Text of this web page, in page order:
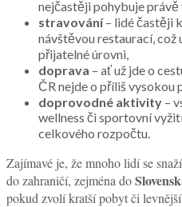
nejčastěji pohybuje
stravování– lidé častěji
návštěvou restaurací, což
přijatelné úrovni,
doprava – ať už jde o
ČR nejde o příliš vysokou
doprovodné aktivity –
wellness či sportovní
celkového rozpočtu.
Zajímavé je, že mnoho lidí se
do zahraničí, zejména do
pokud zvolí kratší pobyt či